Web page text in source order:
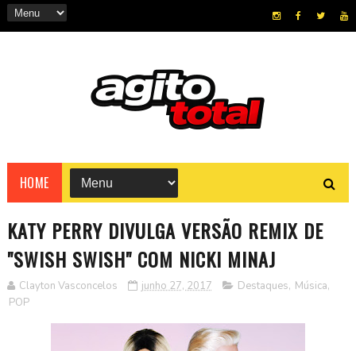
HOME
KATY PERRY DIVULGA VERSÃO REMIX DE
"SWISH SWISH" COM NICKI MINAJ
Clayton Vasconcelos junho 27, 2017 Destaques, Música,
POP